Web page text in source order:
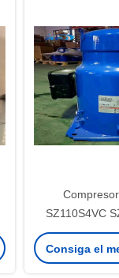
SZ110S4VC
voluta de la
R134A R404A
Consiga el